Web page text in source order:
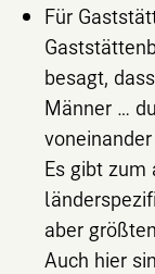
Für
besagt,
Männer …
Es gibt zum
aber
Auch hier